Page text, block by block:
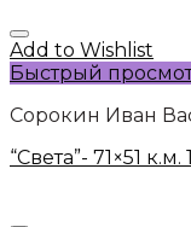
Add to Wishlist
Быстрый
Сорокин Иван
“Света”- 71×51